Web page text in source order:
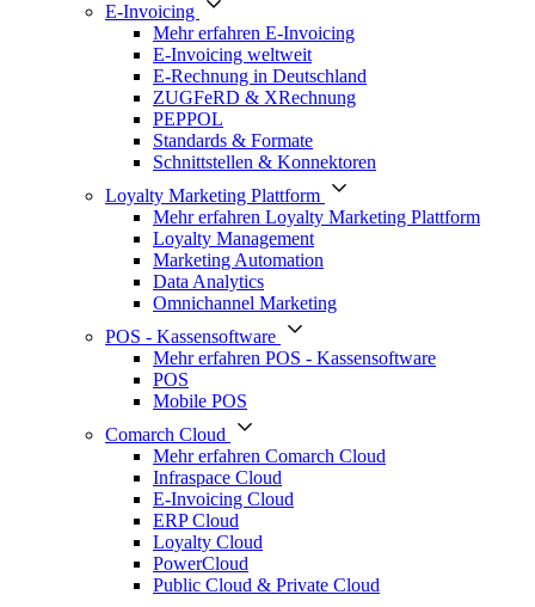
E-Invoicing
Mehr erfahren E-Invoicing
E-Invoicing weltweit
E-Rechnung in Deutschland
ZUGFeRD & XRechnung
PEPPOL
Standards & Formate
Schnittstellen & Konnektoren
Loyalty Marketing Plattform
Mehr erfahren Loyalty Marketing Plattform
Loyalty Management
Marketing Automation
Data Analytics
Omnichannel Marketing
POS - Kassensoftware
Mehr erfahren POS - Kassensoftware
POS
Mobile POS
Comarch Cloud
Mehr erfahren Comarch Cloud
Infraspace Cloud
E-Invoicing Cloud
ERP Cloud
Loyalty Cloud
PowerCloud
Public Cloud & Private Cloud